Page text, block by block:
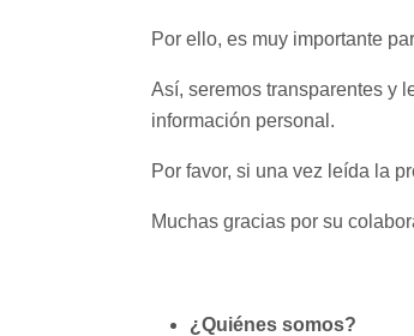
Por ello, es muy importante
Así, seremos transparentes y
información personal.
Por favor, si una vez leída la
Muchas gracias por su
¿Quiénes somos?